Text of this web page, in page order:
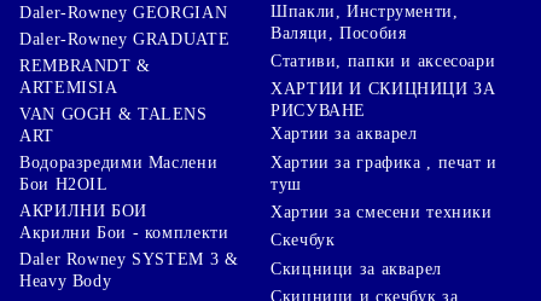
Daler-Rowney GEORGIAN
Daler-Rowney GRADUATE
REMBRANDT &
ARTEMISIA
VAN GOGH & TALENS
ART
Водоразредими Маслени
Бои H2OIL
АКРИЛНИ БОИ
Акрилни Бои - комплекти
Daler Rowney SYSTEM 3 &
Heavy Body
Шпакли, Инструменти,
Валяци, Пособия
Стативи, папки и аксесоари
ХАРТИИ И СКИЦНИЦИ ЗА
РИСУВАНЕ
Хартии за акварел
Хартии за графика , печат и
туш
Хартии за смесени техники
Скечбук
Скицници за акварел
Скицници и скечбук за